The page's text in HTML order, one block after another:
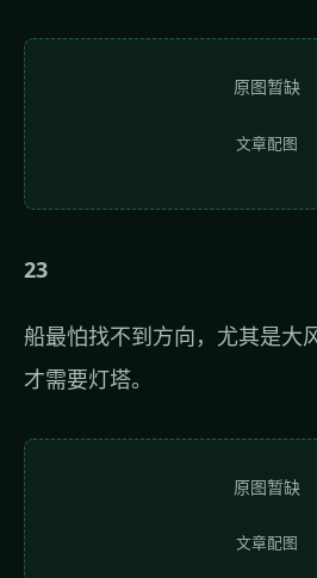
原图暂缺
文章配图
23
船最怕找不到方向，尤其是大
才需要灯塔。
原图暂缺
文章配图